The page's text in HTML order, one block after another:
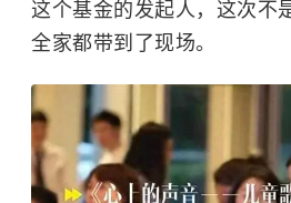
这个基金的发起人，这次不
全家都带到了现场。